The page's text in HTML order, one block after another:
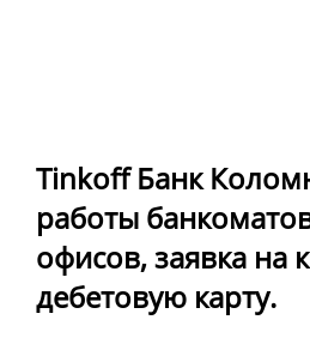
Tinkoff Банк
работы
офисов, заявка на
дебетовую карту.